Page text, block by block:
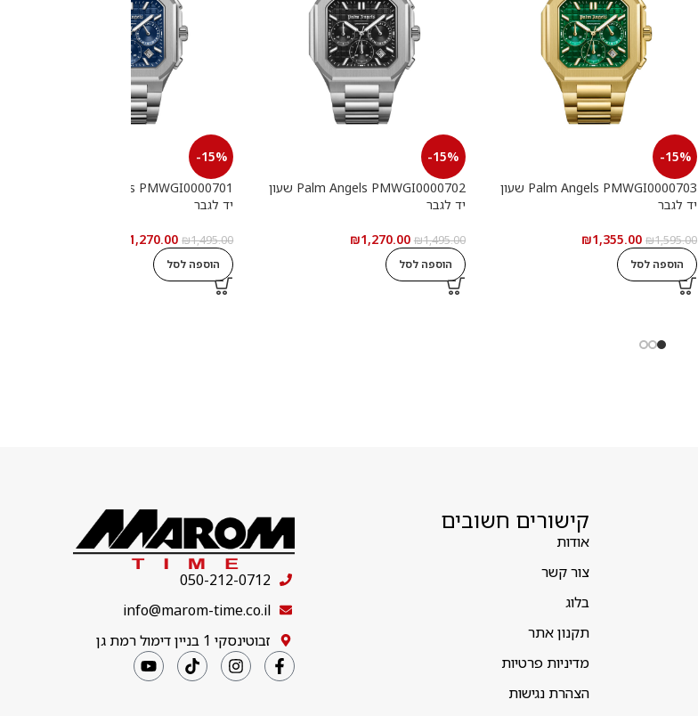
-15%
Palm Angels PMWGI0000703 שעון
יד לגבר
₪1,595.00
₪1,355.00
הוספה לסל
-15%
Palm Angels PMWGI0000702 שעון
יד לגבר
₪1,495.00
₪1,270.00
הוספה לסל
-15%
יד לגבר
₪1,495.00
1,270.00
הוספה לסל
קישורים חשובים
אודות
צור קשר
בלוג
תקנון אתר
מדיניות פרטיות
הצהרת נגישות
050-212-0712
info@marom-time.co.il
זבוטינסקי 1 בניין דימול רמת גן